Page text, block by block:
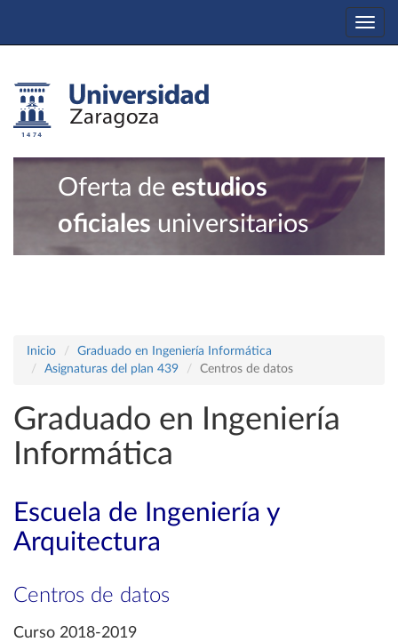
Oferta de estudios
oficiales universitarios
Inicio
Graduado en Ingeniería Informática
Asignaturas del plan 439
Centros de datos
Graduado en Ingeniería
Informática
Escuela de Ingeniería y
Arquitectura
Centros de datos
Curso 2018-2019